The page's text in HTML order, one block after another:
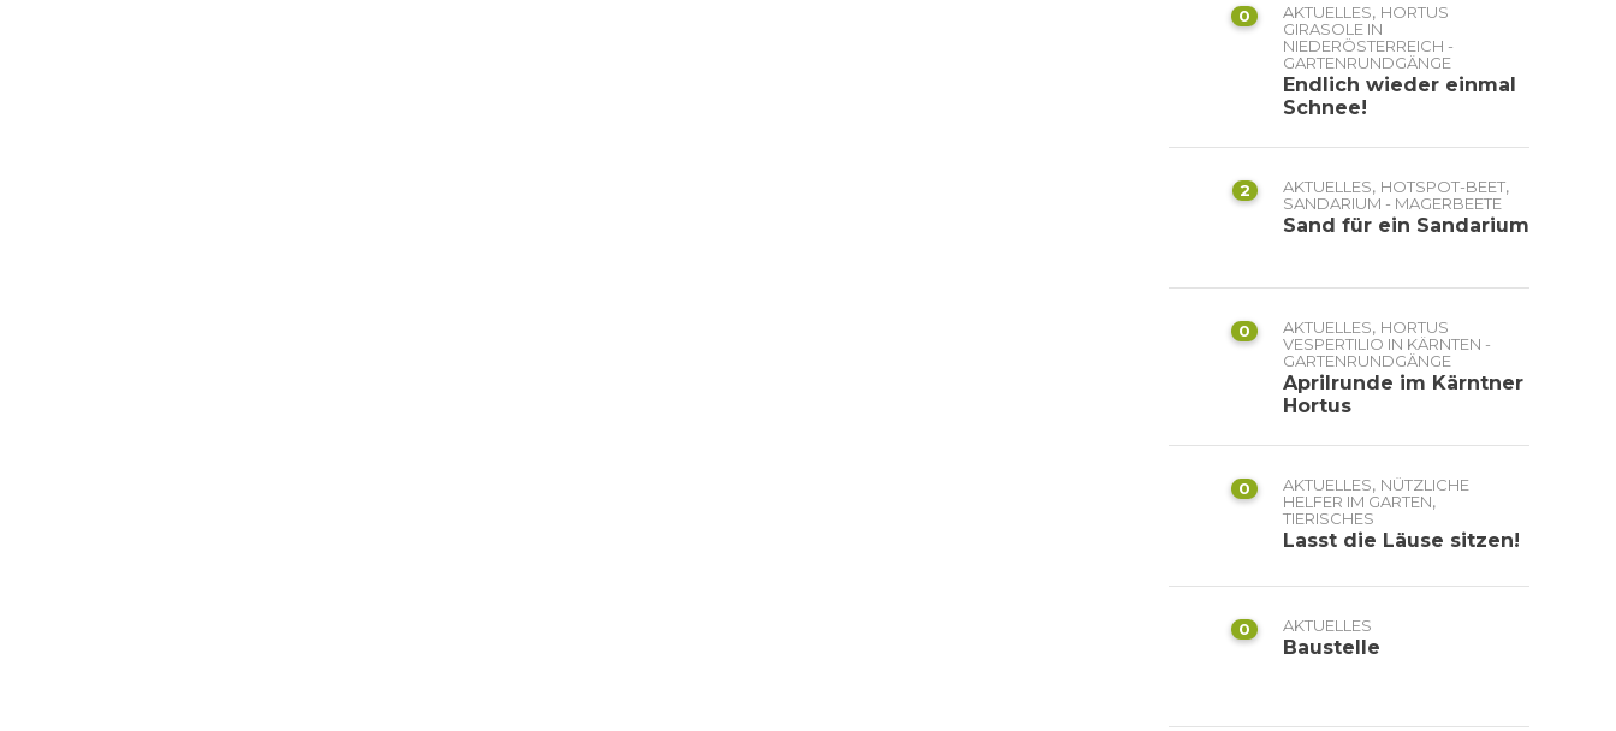
0 AKTUELLES, HORTUS
GIRASOLE IN
NIEDERÖSTERREICH -
GARTENRUNDGÄNGE
Endlich wieder einmal
Schnee!
2 AKTUELLES, HOTSPOT-BEET,
SANDARIUM - MAGERBEETE
Sand für ein Sandarium
0 AKTUELLES, HORTUS
VESPERTILIO IN KÄRNTEN -
GARTENRUNDGÄNGE
Aprilrunde im Kärntner
Hortus
0 AKTUELLES, NÜTZLICHE
HELFER IM GARTEN,
TIERISCHES
Lasst die Läuse sitzen!
0 AKTUELLES
Baustelle